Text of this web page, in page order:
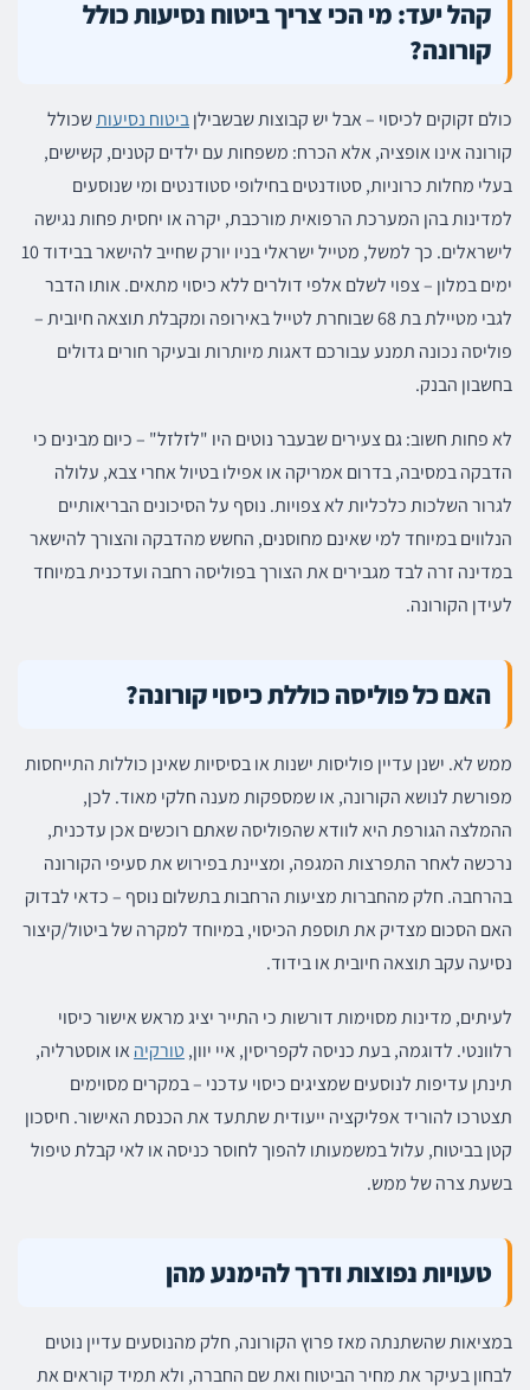
קהל יעד: מי הכי צריך ביטוח נסיעות כולל
קורונה?
כולם זקוקים לכיסוי – אבל יש קבוצות שבשבילןביטוח נסיעותשכולל
קורונה אינו אופציה, אלא הכרח: משפחות עם ילדים קטנים, קשישים,
בעלי מחלות כרוניות, סטודנטים בחילופי סטודנטים ומי שנוסעים
למדינות בהן המערכת הרפואית מורכבת, יקרה או יחסית פחות נגישה
לישראלים. כך למשל, מטייל ישראלי בניו יורק שחייב להישאר בבידוד 10
ימים במלון – צפוי לשלם אלפי דולרים ללא כיסוי מתאים. אותו הדבר
לגבי מטיילת בת 68 שבוחרת לטייל באירופה ומקבלת תוצאה חיובית –
פוליסה נכונה תמנע עבורכם דאגות מיותרות ובעיקר חורים גדולים
בחשבון הבנק.
לא פחות חשוב: גם צעירים שבעבר נוטים היו "לזלזל" – כיום מבינים כי
הדבקה במסיבה, בדרום אמריקה או אפילו בטיול אחרי צבא, עלולה
לגרור השלכות כלכליות לא צפויות. נוסף על הסיכונים הבריאותיים
הנלווים במיוחד למי שאינם מחוסנים, החשש מהדבקה והצורך להישאר
במדינה זרה לבד מגבירים את הצורך בפוליסה רחבה ועדכנית במיוחד
לעידן הקורונה.
האם כל פוליסה כוללת כיסוי קורונה?
ממש לא. ישנן עדיין פוליסות ישנות או בסיסיות שאינן כוללות התייחסות
מפורשת לנושא הקורונה, או שמספקות מענה חלקי מאוד. לכן,
ההמלצה הגורפת היא לוודא שהפוליסה שאתם רוכשים אכן עדכנית,
נרכשה לאחר התפרצות המגפה, ומציינת בפירוש את סעיפי הקורונה
בהרחבה. חלק מהחברות מציעות הרחבות בתשלום נוסף – כדאי לבדוק
האם הסכום מצדיק את תוספת הכיסוי, במיוחד למקרה של ביטול/קיצור
נסיעה עקב תוצאה חיובית או בידוד.
לעיתים, מדינות מסוימות דורשות כי התייר יציג מראש אישור כיסוי
רלוונטי. לדוגמה, בעת כניסה לקפריסין, איי יוון,טורקיה או אוסטרליה,
תינתן עדיפות לנוסעים שמציגים כיסוי עדכני – במקרים מסוימים
תצטרכו להוריד אפליקציה ייעודית שתתעד את הכנסת האישור. חיסכון
קטן בביטוח, עלול במשמעותו להפוך לחוסר כניסה או לאי קבלת טיפול
בשעת צרה של ממש.
טעויות נפוצות ודרך להימנע מהן
במציאות שהשתנתה מאז פרוץ הקורונה, חלק מהנוסעים עדיין נוטים
לבחון בעיקר את מחיר הביטוח ואת שם החברה, ולא תמיד קוראים את